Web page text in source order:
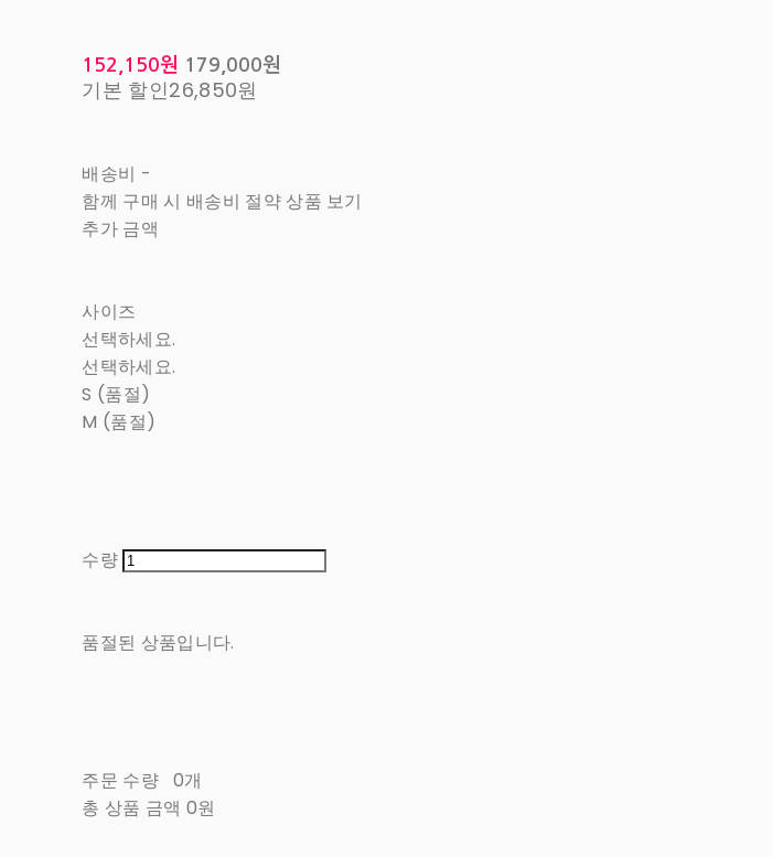
152,150원 179,000원
기본 할인26,850원
배송비 -
함께 구매 시 배송비 절약 상품 보기
추가 금액
사이즈
선택하세요.
선택하세요.
S (품절)
M (품절)
수량
품절된 상품입니다.
주문 수량 0개
총 상품 금액 0원